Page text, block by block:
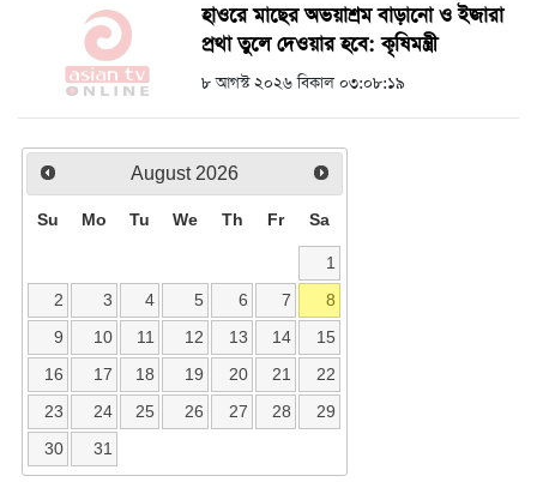
হাওরে মাছের অভয়াশ্রম বাড়ানো ও ইজারা
প্রথা তুলে দেওয়ার হবে: কৃষিমন্ত্রী
৮ আগস্ট ২০২৬ বিকাল ০৩:০৮:১৯
August 2026
Su Mo Tu We Th Fr Sa
1
2
3 4 5 6 7
8
9
10 11 12 13 14
15
16
17 18 19 20 21
22
23
24 25 26 27 28
29
30
31